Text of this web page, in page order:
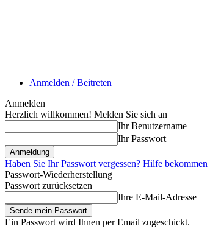
Anmelden / Beitreten
Anmelden
Herzlich willkommen! Melden Sie sich an
Ihr Benutzername
Ihr Passwort
Haben Sie Ihr Passwort vergessen? Hilfe bekommen
Passwort-Wiederherstellung
Passwort zurücksetzen
Ihre E-Mail-Adresse
Ein Passwort wird Ihnen per Email zugeschickt.